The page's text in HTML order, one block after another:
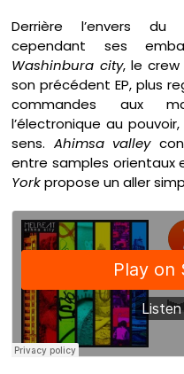
Derrière l’envers du
cependant ses
Washinbura city, le
son précédent EP, plus
commandes aux
l’électronique au
sens. Ahimsa valley
entre samples orientaux
Yorkpropose un aller